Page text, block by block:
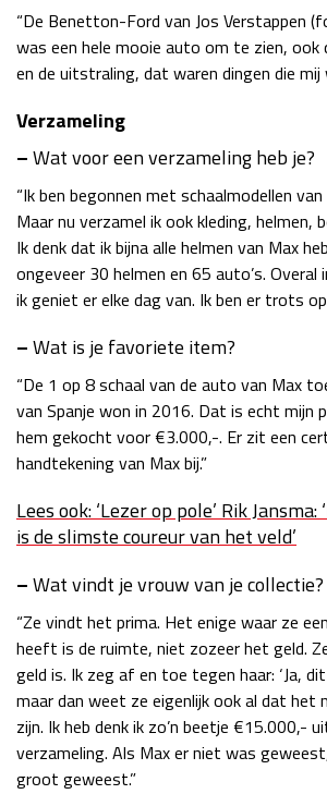
“De Benetton-Ford van Jos Verstappen
was een hele mooie auto om te zien, ook
en de uitstraling, dat waren dingen die mij
Verzameling
–Wat voor een verzameling heb je?
“Ik ben begonnen met schaalmodellen
Maar nu verzamel ik ook kleding, helmen,
Ik denk dat ik bijna alle helmen van Max
ongeveer 30 helmen en 65 auto’s.
ik geniet er elke dag van. Ik ben er trots
–Wat is je favoriete item?
“De 1 op 8 schaal van de auto van Max
van Spanje won in 2016. Dat is echt mijn
hem gekocht voor €3.000,-. Er zit een
handtekening van Max bij.”
Lees ook: ‘Lezer op pole’ Rik
is de slimste coureur van het veld’
–Wat vindt je vrouw van je collectie?
“Ze vindt het prima. Het enige waar ze
heeft is de ruimte, niet zozeer het geld.
geld is. Ik zeg af en toe tegen haar: ‘Ja,
maar dan weet ze eigenlijk ook al dat
zijn. Ik heb denk ik zo’n beetje €15.000,-
verzameling. Als Max er niet was
groot geweest.”